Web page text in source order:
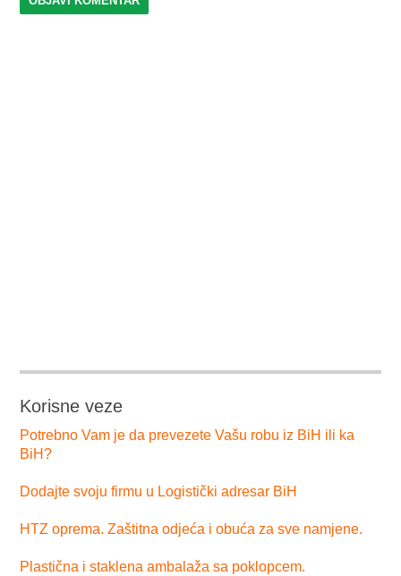
Korisne veze
Potrebno Vam je da prevezete Vašu robu iz BiH ili ka
BiH?
Dodajte svoju firmu u Logistički adresar BiH
HTZ oprema. Zaštitna odjeća i obuća za sve namjene.
Plastična i staklena ambalaža sa poklopcem.